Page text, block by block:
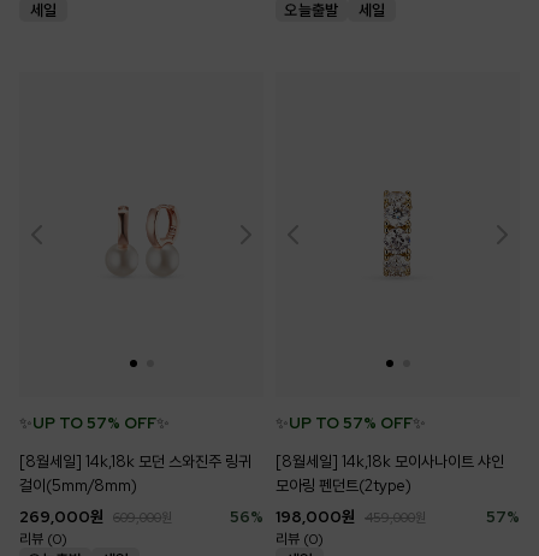
✨UP TO 57% OFF✨
[8월세일] 14k,18k 모던 스와진주 링귀
걸이(5mm/8mm)
56%
269,000원 609,000원
리뷰 (0)
✨UP TO 57% OFF✨
[8월세일] 14k,18k 모이사나이트 샤인
모아링 펜던트(2type)
57%
198,000원 459,000원
리뷰 (0)